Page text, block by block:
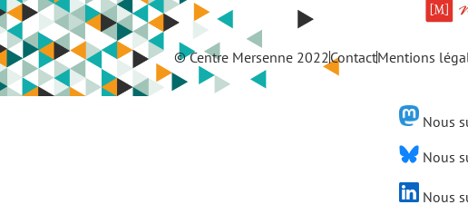
© Centre Mersenne 2022ContactMentions
Nous
Nous
Nous